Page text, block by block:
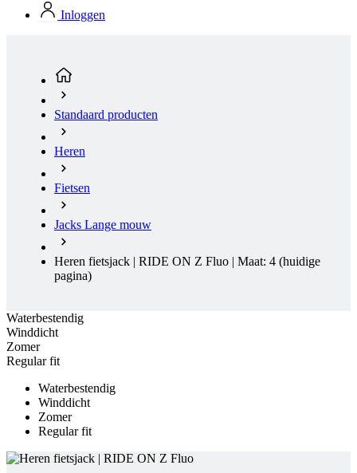
Inloggen
Standaard producten
Heren
Fietsen
Jacks Lange mouw
Heren fietsjack | RIDE ON Z Fluo | Maat: 4 (huidige
pagina)
Waterbestendig
Winddicht
Zomer
Regular fit
Waterbestendig
Winddicht
Zomer
Regular fit